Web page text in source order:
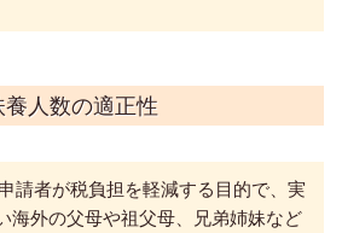
養人数の適正性
請者が税負担を軽減する目的で、実
海外の父母や祖父母、兄弟姉妹など